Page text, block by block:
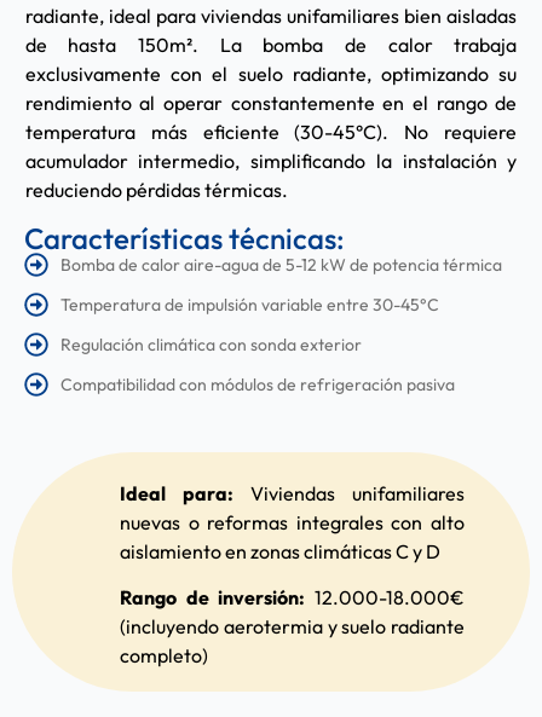
radiante, ideal para viviendas unifamiliares bien aisladas
de hasta 150m². La bomba de calor trabaja
exclusivamente con el suelo radiante, optimizando su
rendimiento al operar constantemente en el rango de
temperatura más eficiente (30-45°C). No requiere
acumulador intermedio, simplificando la instalación y
reduciendo pérdidas térmicas.
Características técnicas:
Bomba de calor aire-agua de 5-12 kW de potencia térmica
Temperatura de impulsión variable entre 30-45°C
Regulación climática con sonda exterior
Compatibilidad con módulos de refrigeración pasiva
Ideal para: Viviendas unifamiliares
nuevas o reformas integrales con alto
aislamiento en zonas climáticas C y D
Rango de inversión: 12.000-18.000€
(incluyendo aerotermia y suelo radiante
completo)